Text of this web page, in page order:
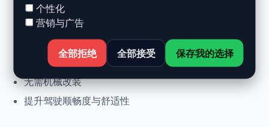
动力提升高达 +30%，扭矩提升 +25%
正常驾驶下优化油耗
可随时恢复原厂设置
无需机械改装
提升驾驶顺畅度与舒适性
个性化
营销与广告
全部拒绝 全部接受 保存我的选择